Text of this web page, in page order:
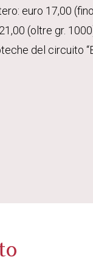
euro 17,00
(oltre gr.
del circuito